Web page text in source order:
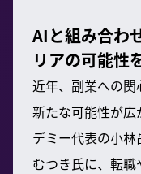
AIと組み合わ
リアの可能性
近年、副業への
新たな可能性が広
デミー代表の小
むつき氏に、転